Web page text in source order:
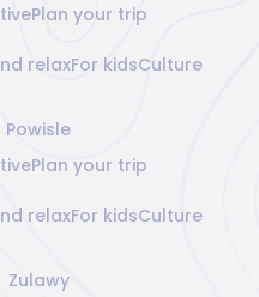
Plan your trip
relaxFor kidsCulture
Powisle
Plan your trip
relaxFor kidsCulture
Zulawy